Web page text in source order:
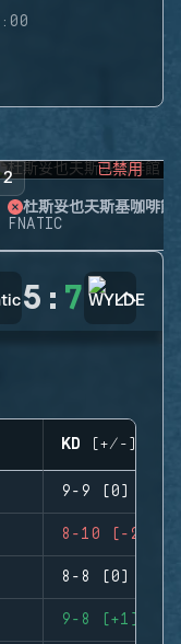
2 已禁用
杜斯妥也夫斯基咖啡館
FNATIC
5 : 7
KD (+/-)
9-9 (0)
8-10 (-2)
8-8 (0)
9-8 (+1)